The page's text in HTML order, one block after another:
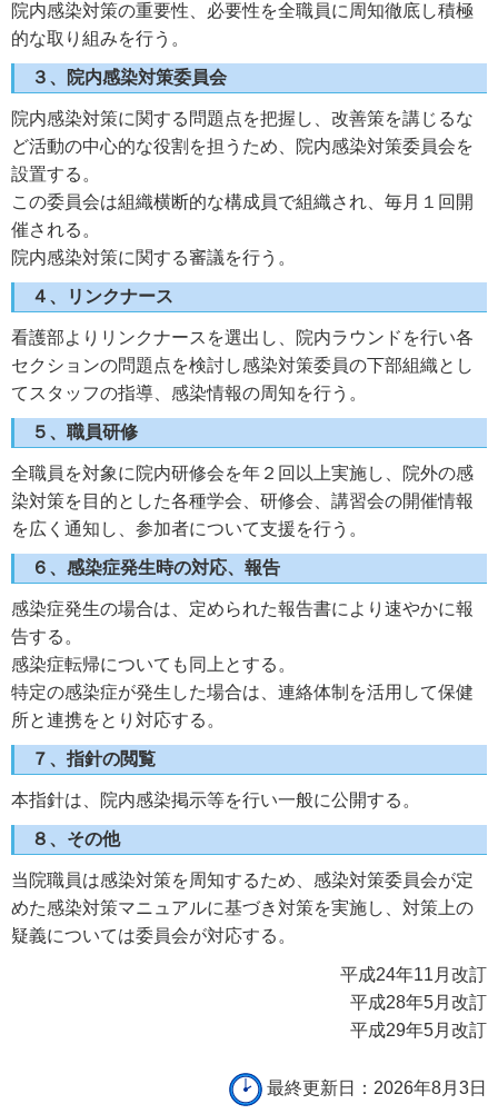
院内感染対策の重要性、必要性を全職員に周知徹底し積極
的な取り組みを行う。
３、院内感染対策委員会
院内感染対策に関する問題点を把握し、改善策を講じるな
ど活動の中心的な役割を担うため、院内感染対策委員会を
設置する。
この委員会は組織横断的な構成員で組織され、毎月１回開
催される。
院内感染対策に関する審議を行う。
４、リンクナース
看護部よりリンクナースを選出し、院内ラウンドを行い各
セクションの問題点を検討し感染対策委員の下部組織とし
てスタッフの指導、感染情報の周知を行う。
５、職員研修
全職員を対象に院内研修会を年２回以上実施し、院外の感
染対策を目的とした各種学会、研修会、講習会の開催情報
を広く通知し、参加者について支援を行う。
６、感染症発生時の対応、報告
感染症発生の場合は、定められた報告書により速やかに報
告する。
感染症転帰についても同上とする。
特定の感染症が発生した場合は、連絡体制を活用して保健
所と連携をとり対応する。
７、指針の閲覧
本指針は、院内感染掲示等を行い一般に公開する。
８、その他
当院職員は感染対策を周知するため、感染対策委員会が定
めた感染対策マニュアルに基づき対策を実施し、対策上の
疑義については委員会が対応する。
平成24年11月改訂
平成28年5月改訂
平成29年5月改訂
最終更新日：2026年8月3日